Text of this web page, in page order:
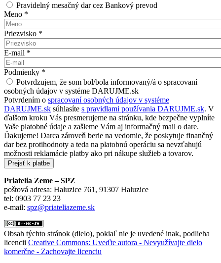
Pravidelný mesačný dar cez Bankový prevod
Meno *
Priezvisko *
E-mail *
Podmienky *
Potvrdzujem, že som bol/bola informovaný/á o spracovaní
osobných údajov v systéme DARUJME.sk
Potvrdením o spracovaní osobných údajov v systéme
DARUJME.sk súhlasíte s pravidlami používania DARUJME.sk. V
ďalšom kroku Vás presmerujeme na stránku, kde bezpečne vyplníte
Vaše platobné údaje a zašleme Vám aj informačný mail o dare.
Ďakujeme! Darca zároveň berie na vedomie, že poskytuje finančný
dar bez protihodnoty a teda na platobnú operáciu sa nevzťahujú
možnosti reklamácie platby ako pri nákupe služieb a tovarov.
Priatelia Zeme – SPZ
poštová adresa: Haluzice 761, 91307 Haluzice
tel: 0903 77 23 23
e-mail: spz@priateliazeme.sk
Obsah týchto stránok (dielo), pokiaľ nie je uvedené inak, podlieha
licencii Creative Commons: Uveďte autora - Nevyužívajte dielo
komerčne - Zachovajte licenciu